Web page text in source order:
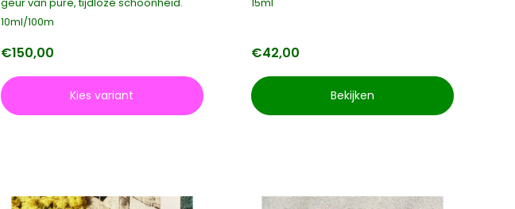
10ml/100m
€150,00
Kies variant
€42,00
Bekijken